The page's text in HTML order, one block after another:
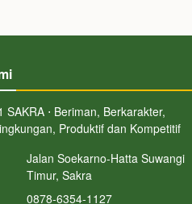
SAKRA ⋅ Beriman, Berkarakter,
Produktif dan Kompetitif
Jalan Soekarno-Hatta Suwangi
Timur, Sakra
0878-6354-1127